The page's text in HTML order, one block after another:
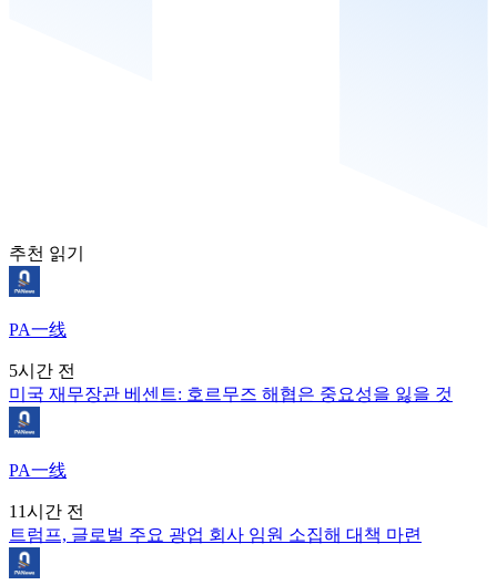
추천 읽기
PA一线
5시간 전
미국 재무장관 베센트: 호르무즈 해협은 중요성을 잃을 것
PA一线
11시간 전
트럼프, 글로벌 주요 광업 회사 임원 소집해 대책 마련